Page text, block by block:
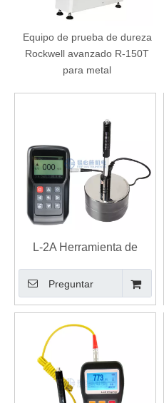
Equipo de prueba de dureza
Rockwell avanzado R-150T
para metal
L-2A Herramienta de
prueba portátil de alta
precisión del probador de
dureza Leeb EBP
Preguntar